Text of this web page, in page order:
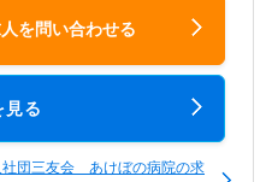
を問い合わせる
見る
社団三友会 あけぼの病院の求